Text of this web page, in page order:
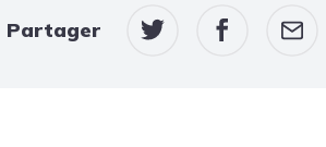
Partager